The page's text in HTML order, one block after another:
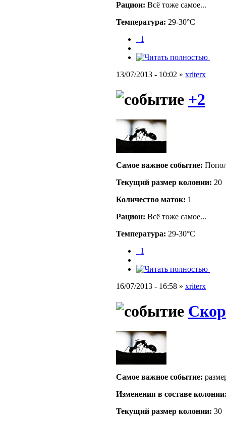
Рацион: Всё тоже самое...
Температура: 29-30°C
_1
13/07/2013 - 10:02 » xriterx
+2
Самое важное событие:
Текущий размер кoлонии: 20
Количество маток: 1
Рацион: Всё тоже самое...
Температура: 29-30°C
_1
16/07/2013 - 16:58 » xriterx
Самое важное событие:
Изменения в составе
Текущий размер кoлонии: 30